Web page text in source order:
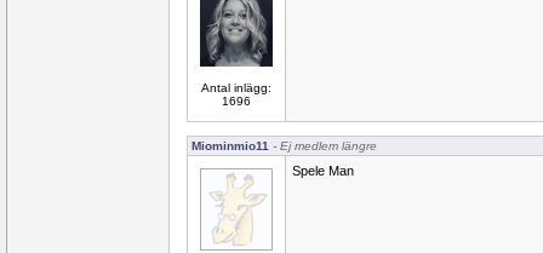
Antal inlägg:
1696
Miominmio11 - Ej medlem längre
Spele Man